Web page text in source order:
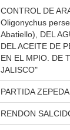
CONTROL DE
Oligonychus
Abatiello), DEL
DEL ACEITE DE
EN EL MPIO. DE
JALISCO"
PARTIDA
RENDON